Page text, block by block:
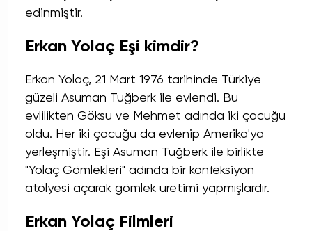
edinmiştir.
Erkan Yolaç Eşi kimdir?
Erkan Yolaç, 21 Mart 1976 tarihinde Türkiye
güzeli Asuman Tuğberk ile evlendi. Bu
evlilikten Göksu ve Mehmet adında iki çocuğu
oldu. Her iki çocuğu da evlenip Amerika'ya
yerleşmiştir. Eşi Asuman Tuğberk ile birlikte
"Yolaç Gömlekleri" adında bir konfeksiyon
atölyesi açarak gömlek üretimi yapmışlardır.
Erkan Yolaç Filmleri